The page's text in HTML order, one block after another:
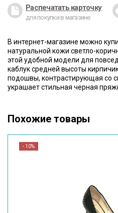
Распечатать карточку
для покупки в магазине
В интернет-магазине можно
натуральной кожи светло-
этой удобной модели для
каблук средней высоты
подошвы, контрастирующая со
украшает стильная черная
Похожие товары
- 10%